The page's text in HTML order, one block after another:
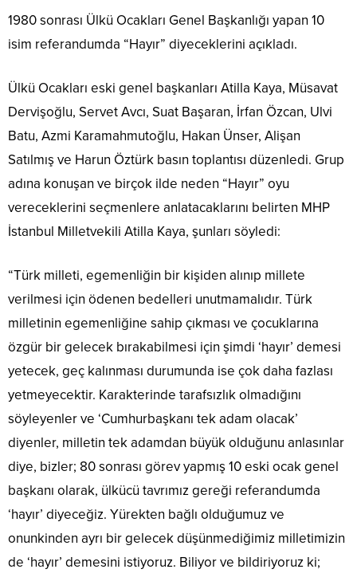
1980 sonrası Ülkü Ocakları Genel Başkanlığı yapan 10
isim referandumda “Hayır” diyeceklerini açıkladı.
Ülkü Ocakları eski genel başkanları Atilla Kaya, Müsavat
Dervişoğlu, Servet Avcı, Suat Başaran, İrfan Özcan, Ulvi
Batu, Azmi Karamahmutoğlu, Hakan Ünser, Alişan
Satılmış ve Harun Öztürk basın toplantısı düzenledi. Grup
adına konuşan ve birçok ilde neden “Hayır” oyu
vereceklerini seçmenlere anlatacaklarını belirten MHP
İstanbul Milletvekili Atilla Kaya, şunları söyledi:
“Türk milleti, egemenliğin bir kişiden alınıp millete
verilmesi için ödenen bedelleri unutmamalıdır. Türk
milletinin egemenliğine sahip çıkması ve çocuklarına
özgür bir gelecek bırakabilmesi için şimdi ‘hayır’ demesi
yetecek, geç kalınması durumunda ise çok daha fazlası
yetmeyecektir. Karakterinde tarafsızlık olmadığını
söyleyenler ve ‘Cumhurbaşkanı tek adam olacak’
diyenler, milletin tek adamdan büyük olduğunu anlasınlar
diye, bizler; 80 sonrası görev yapmış 10 eski ocak genel
başkanı olarak, ülkücü tavrımız gereği referandumda
‘hayır’ diyeceğiz. Yürekten bağlı olduğumuz ve
onunkinden ayrı bir gelecek düşünmediğimiz milletimizin
de ‘hayır’ demesini istiyoruz. Biliyor ve bildiriyoruz ki;